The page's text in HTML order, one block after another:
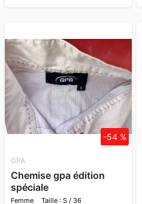
GPA
Chemise gpa édition
spéciale
Femme Taille : S / 36
-54 %